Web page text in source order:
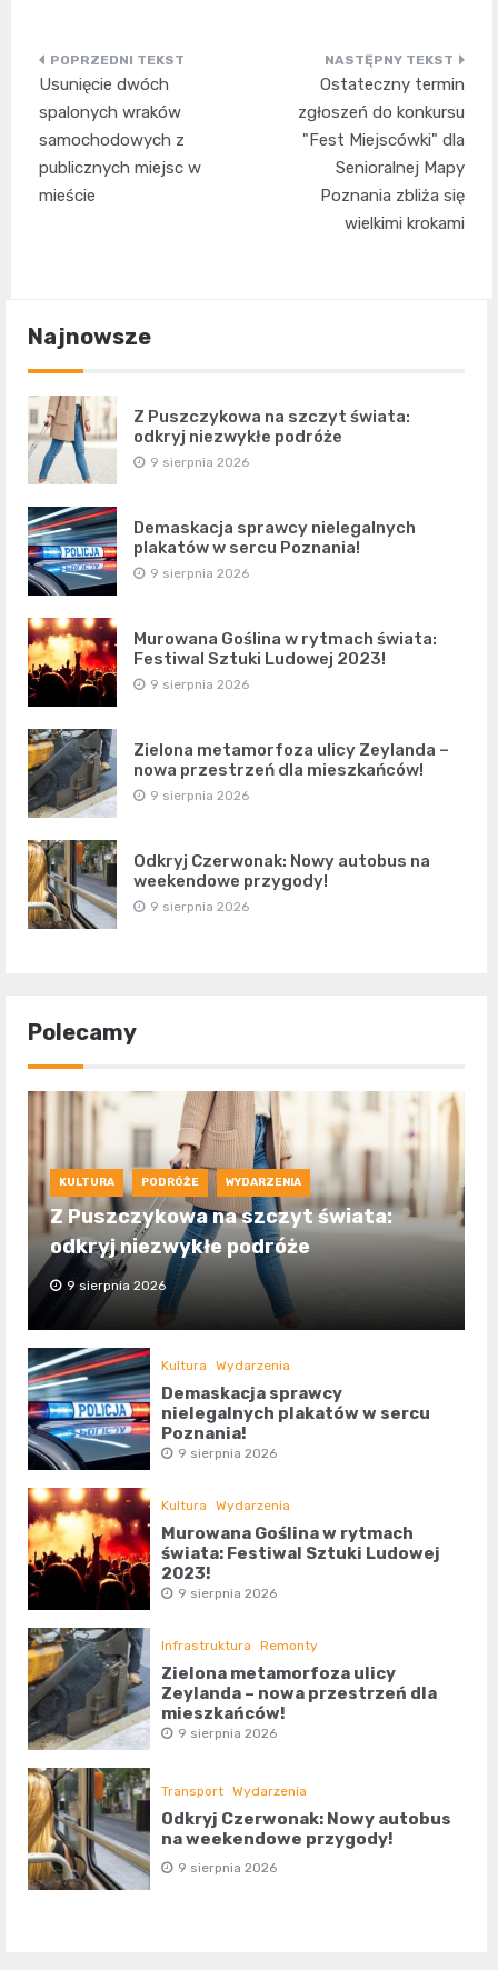
Nawigacja
wpisu
Usunięcie dwóch
spalonych wraków
samochodowych z
publicznych miejsc w
mieście
Ostateczny termin
zgłoszeń do konkursu
"Fest Miejscówki" dla
Senioralnej Mapy
Poznania zbliża się
wielkimi krokami
Najnowsze
Z Puszczykowa na szczyt świata:
odkryj niezwykłe podróże
9 sierpnia 2026
Demaskacja sprawcy nielegalnych
plakatów w sercu Poznania!
9 sierpnia 2026
Murowana Goślina w rytmach świata:
Festiwal Sztuki Ludowej 2023!
9 sierpnia 2026
Zielona metamorfoza ulicy Zeylanda –
nowa przestrzeń dla mieszkańców!
9 sierpnia 2026
Odkryj Czerwonak: Nowy autobus na
weekendowe przygody!
9 sierpnia 2026
Polecamy
KULTURA PODRÓŻE WYDARZENIA
Z Puszczykowa na szczyt świata:
odkryj niezwykłe podróże
9 sierpnia 2026
Kultura Wydarzenia
Demaskacja sprawcy
nielegalnych plakatów w sercu
Poznania!
9 sierpnia 2026
Kultura Wydarzenia
Murowana Goślina w rytmach
świata: Festiwal Sztuki Ludowej
2023!
9 sierpnia 2026
Infrastruktura Remonty
Zielona metamorfoza ulicy
Zeylanda – nowa przestrzeń dla
mieszkańców!
9 sierpnia 2026
Transport Wydarzenia
Odkryj Czerwonak: Nowy autobus
na weekendowe przygody!
9 sierpnia 2026